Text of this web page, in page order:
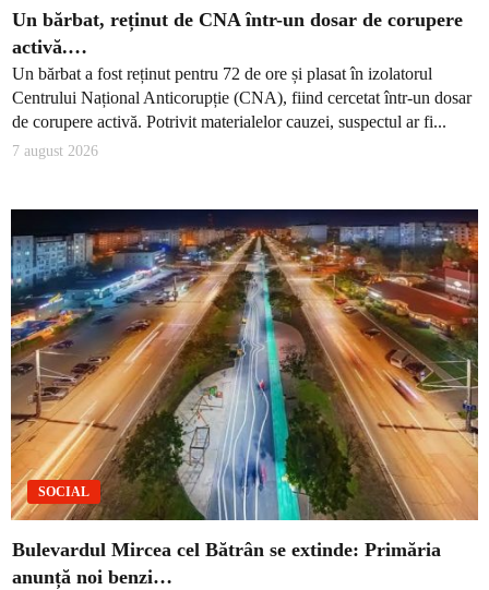
Un bărbat, reținut de CNA într-un dosar de corupere
activă.…
Un bărbat a fost reținut pentru 72 de ore și plasat în izolatorul
Centrului Național Anticorupție (CNA), fiind cercetat într-un dosar
de corupere activă. Potrivit materialelor cauzei, suspectul ar fi...
7 august 2026
SOCIAL
Bulevardul Mircea cel Bătrân se extinde: Primăria
anunță noi benzi…